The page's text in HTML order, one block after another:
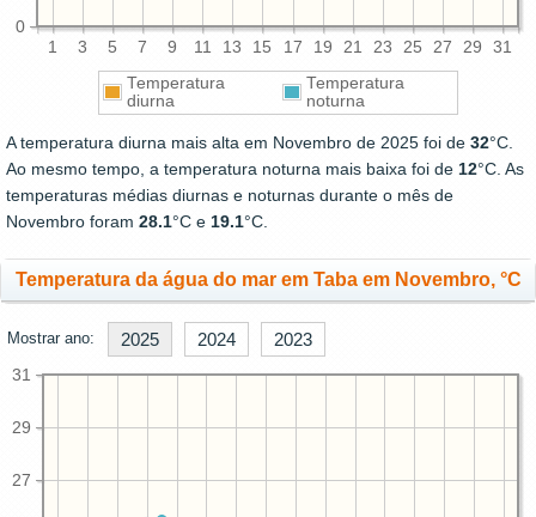
1 3 5 7 9 11 13 15 17 19 21 23 25 27 29 31
0
Temperatura
diurna
Temperatura
noturna
A temperatura diurna mais alta em Novembro de 2025 foi de 32°C.
Ao mesmo tempo, a temperatura noturna mais baixa foi de 12°C. As
temperaturas médias diurnas e noturnas durante o mês de
Novembro foram 28.1°C e 19.1°C.
Temperatura da água do mar em Taba em Novembro, °C
Mostrar ano: 2025 2024 2023
27
29
31